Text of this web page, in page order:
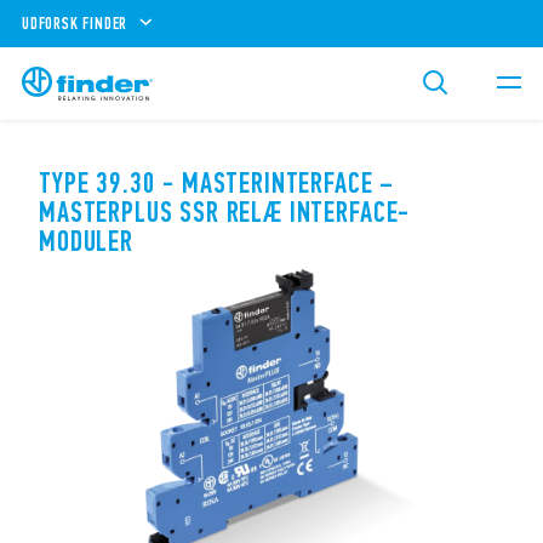
UDFORSK FINDER
TYPE 39.30 - MASTERINTERFACE –
MASTERPLUS SSR RELÆ INTERFACE-
MODULER